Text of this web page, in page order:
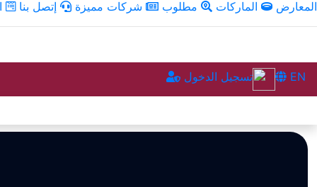
المعارض الماركات مطلوب شركات مميزة إتصل بنا
تسجيل الدخول EN